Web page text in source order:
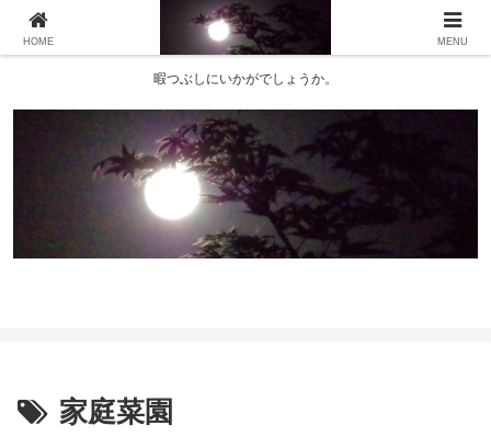
暇つぶしにいかがでしょうか。
家庭菜園
HOME MENU